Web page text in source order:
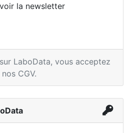
la newsletter
LaboData, vous acceptez
nos CGV.